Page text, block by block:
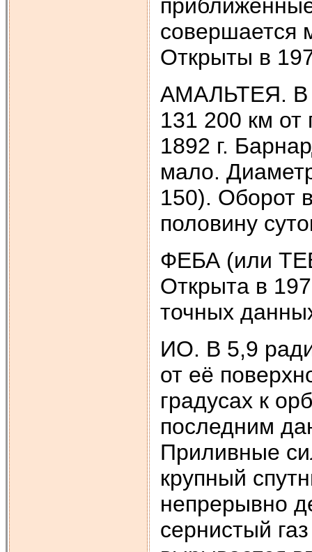
совершается
Открыты в
АМАЛЬТЕЯ. В
131 200 км от
1892 г.
мало.
150). Оборот
половину
ФЕБА (или
Открыта в
точных
ИО. В 5,9
от её
градусах к
последним
Приливные
крупный
непрерывно
сернистый